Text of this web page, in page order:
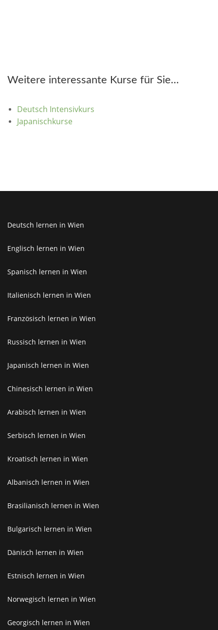
Weitere interessante Kurse für Sie…
Deutsch Intensivkurs
Japanischkurse
Deutsch lernen in Wien
Englisch lernen in Wien
Spanisch lernen in Wien
Italienisch lernen in Wien
Französisch lernen in Wien
Russisch lernen in Wien
Japanisch lernen in Wien
Chinesisch lernen in Wien
Arabisch lernen in Wien
Serbisch lernen in Wien
Kroatisch lernen in Wien
Albanisch lernen in Wien
Brasilianisch lernen in Wien
Bulgarisch lernen in Wien
Dänisch lernen in Wien
Estnisch lernen in Wien
Norwegisch lernen in Wien
Georgisch lernen in Wien